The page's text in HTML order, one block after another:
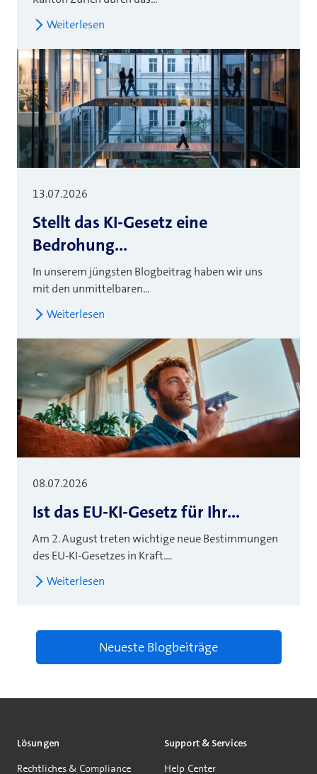
Weiterlesen
13.07.2026
Stellt das KI-Gesetz eine
Bedrohung...
In unserem jüngsten Blogbeitrag haben wir uns
mit den unmittelbaren...
Weiterlesen
08.07.2026
Ist das EU-KI-Gesetz für Ihr...
Am 2. August treten wichtige neue Bestimmungen
des EU-KI-Gesetzes in Kraft....
Weiterlesen
Neueste Blogbeiträge
Lösungen
Rechtliches & Compliance
Support & Services
Help Center